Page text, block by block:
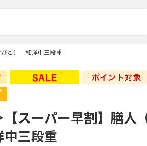
びと） 和洋中三段重
【スーパー早割】膳人
三段重